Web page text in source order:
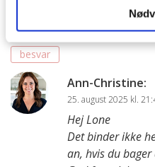
Kan man bruge havregryn i
sammen?
besvar
Ann-Christine:
25. august 2025 kl.
Hej Lone
Det binder ikke
an, hvis du